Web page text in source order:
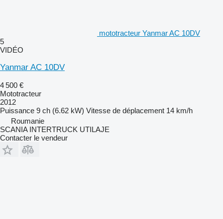
mototracteur Yanmar AC 10DV
5
VIDÉO
Yanmar AC 10DV
4 500 €
Mototracteur
2012
Puissance 9 ch (6.62 kW) Vitesse de déplacement 14 km/h
Roumanie
SCANIA INTERTRUCK UTILAJE
Contacter le vendeur